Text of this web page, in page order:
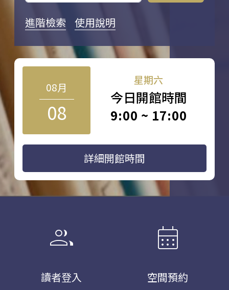
進階檢索 使用說明
08月
08
星期六
今日開館時間
9:00 ~ 17:00
詳細開館時間
group
讀者登入
calendar_month
空間預約